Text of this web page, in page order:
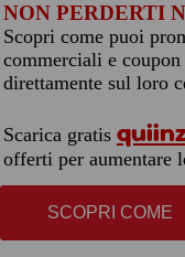
NON PERDERTI
Scopri come puoi
commerciali e
direttamente sul loro
Scarica gratis
offerti per aumentare
SCOPRI COME